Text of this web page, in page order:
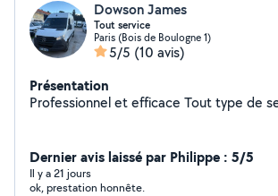
Dowson James
Tout service
Paris (Bois de Boulogne 1)
5/5 (10 avis)
Présentation
Professionnel et efficace Tout
Dernier avis laissé par Philippe : 5/5
Il y a 21 jours
ok, prestation honnête.